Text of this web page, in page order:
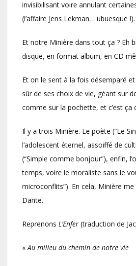
invisibilisant voire annulant
(l’affaire Jens Lekman… ubuesque !).
Et notre Minière dans tout ça ? Eh
disque, en format album, en CD
Et on le sent à la fois désemparé
sûr de ses choix de vie, géant sur
comme sur la pochette, et c’est ça
Il y a trois Minière. Le poète (“Le
l’adolescent éternel, assoiffé de
(“Simple comme bonjour”), enfin,
temps, voire le moraliste sans le
microconflits”). En cela, Minière
Dante.
Reprenons L’Enfer (traduction de
«Au milieu du chemin de notre vie